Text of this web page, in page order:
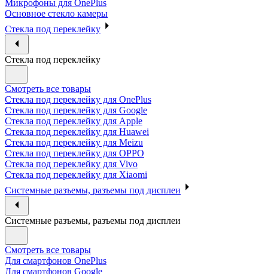
Микрофоны для OnePlus
Основное стекло камеры
Стекла под переклейку
Стекла под переклейку
Смотреть все товары
Стекла под переклейку для OnePlus
Стекла под переклейку для Google
Стекла под переклейку для Apple
Стекла под переклейку для Huawei
Стекла под переклейку для Meizu
Стекла под переклейку для OPPO
Стекла под переклейку для Vivo
Стекла под переклейку для Xiaomi
Системные разъемы, разъемы под дисплеи
Системные разъемы, разъемы под дисплеи
Смотреть все товары
Для смартфонов OnePlus
Для смартфонов Google